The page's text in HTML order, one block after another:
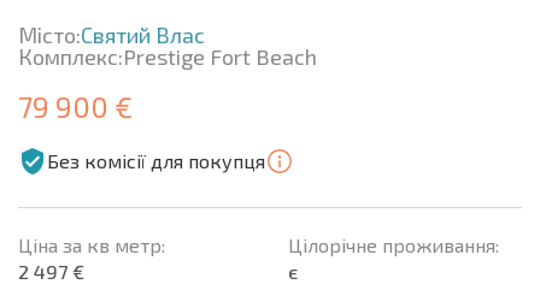
Місто:Святий Влас
Комплекс:Prestige Fort Beach
79 900 €
Без комісії для покупця
Ціна за кв метр:
2 497 €
Цілорічне проживання:
є